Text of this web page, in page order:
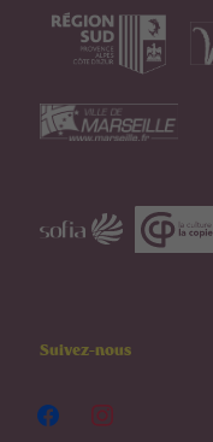
Suivez-nous
facebookinstagram